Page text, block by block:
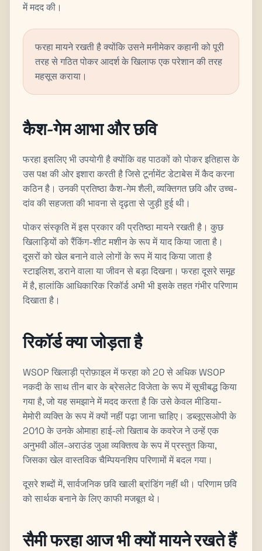
में मदद की।
फरहा मायने रखती है क्योंकि उसने मनीमेकर कहानी को पूरी
तरह से गठित पोकर आदर्श के खिलाफ एक परेशान की तरह
महसूस कराया।
कैश-गेम आभा और छवि
फरहा इसलिए भी उपयोगी है क्योंकि वह पाठकों को पोकर इतिहास के
उस पक्ष की ओर इशारा करती है जिसे टूर्नामेंट डेटाबेस में कैद करना
कठिन है। उनकी प्रतिष्ठा कैश-गेम शैली, व्यक्तिगत छवि और उच्च-
दांव की सहजता की भावना से दृढ़ता से जुड़ी हुई थी।
पोकर संस्कृति में इस प्रकार की प्रतिष्ठा मायने रखती है। कुछ
खिलाड़ियों को रैंकिंग-शीट मशीन के रूप में याद किया जाता है।
दूसरों को खेल बनाने वाले लोगों के रूप में याद किया जाता है
स्टाइलिश, डराने वाला या जीवन से बड़ा दिखना। फरहा दूसरे समूह
में है, हालांकि आधिकारिक रिकॉर्ड अभी भी इसके तहत गंभीर परिणाम
दिखाता है।
रिकॉर्ड क्या जोड़ता है
WSOP खिलाड़ी प्रोफ़ाइल में फरहा को 20 से अधिक WSOP
नकदी के साथ तीन बार के ब्रेसलेट विजेता के रूप में सूचीबद्ध किया
गया है, जो यह समझाने में मदद करता है कि उसे केवल मीडिया-
मेमोरी व्यक्ति के रूप में क्यों नहीं पढ़ा जाना चाहिए। डब्लूएसओपी के
2010 के उनके ओमाहा हाई-लो खिताब के कवरेज ने उन्हें एक
अनुभवी ऑल-अराउंड जुआ व्यक्तित्व के रूप में प्रस्तुत किया,
जिसका खेल वास्तविक चैम्पियनशिप परिणामों में बदल गया।
दूसरे शब्दों में, सार्वजनिक छवि खाली ब्रांडिंग नहीं थी। परिणाम छवि
को सार्थक बनाने के लिए काफी मजबूत थे।
सैमी फरहा आज भी क्यों मायने रखते हैं